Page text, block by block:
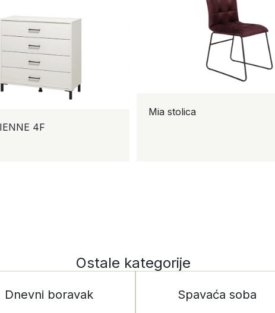
Ostale kategorije
Dnevni boravak Spavaća soba